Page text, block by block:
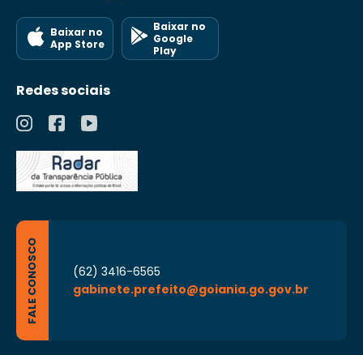
Baixar no
App Store
Baixar no
Google
Play
Redes sociais
FALE CONOSCO
(62) 3416-6565
gabinete.prefeito@goiania.go.gov.br